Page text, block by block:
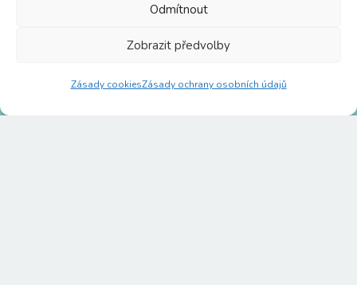
Odmítnout
Zobrazit předvolby
Zásady cookiesZásady ochrany osobních údajů